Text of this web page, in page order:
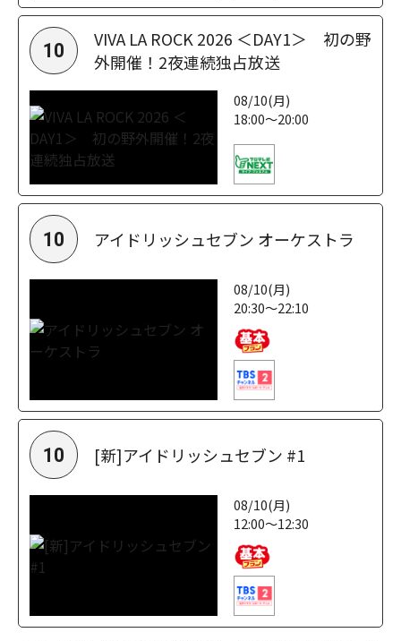
10
VIVA LA ROCK 2026 ＜DAY1＞ 初の野
外開催！2夜連続独占放送
08/10(月)
18:00～20:00
10 アイドリッシュセブン オーケストラ
08/10(月)
20:30～22:10
10 [新]アイドリッシュセブン #1
08/10(月)
12:00～12:30